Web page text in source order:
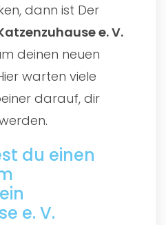
dann ist Der
e. V.
deinen neuen
warten viele
darauf, dir
du einen
e. V.